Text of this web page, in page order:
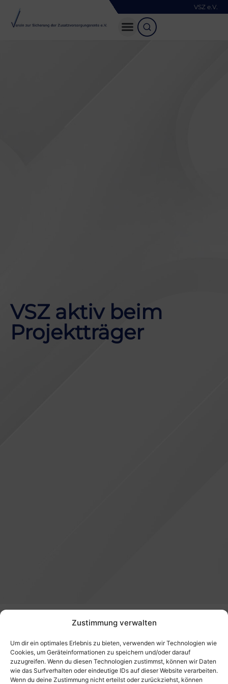
Zustimmung verwalten
Um dir ein optimales Erlebnis zu bieten, verwenden wir Technologien wie
Cookies, um Geräteinformationen zu speichern und/oder darauf
zuzugreifen. Wenn du diesen Technologien zustimmst, können wir Daten
wie das Surfverhalten oder eindeutige IDs auf dieser Website verarbeiten.
Wenn du deine Zustimmung nicht erteilst oder zurückziehst, können
VSZ e.V.
VSZ aktiv beim
Projektträger
Die Berliner Regionalgruppe war am 13. November
2019 zu Gast bei der Betriebsversammlung vom
Projektträger Jülich (PTJ) des